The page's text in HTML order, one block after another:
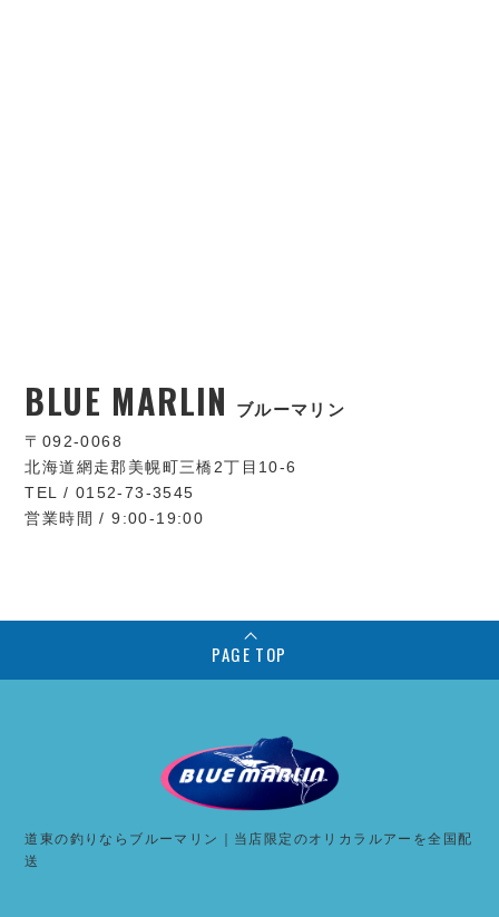
BLUE MARLIN ブルーマリン
〒092-0068
北海道網走郡美幌町三橋2丁目10-6
TEL / 0152-73-3545
営業時間 / 9:00-19:00
PAGE TOP
道東の釣りならブルーマリン｜当店限定のオリカラルアーを全国配
送